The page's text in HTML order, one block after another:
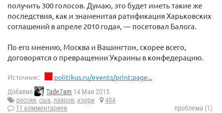
получить 300 голосов. Думаю, это будет иметь такие же
последствия, как и знаменитая ратификация Харьковских
соглашений в апреле 2010 года», — посетовал Балога.
По его мнению, Москва и Вашингтон, скорее всего,
договорятся о превращении Украины в конфедерацию.
Источник: politikus.ru/events/print:page...
Добавил Tade7am 14 Мая 2015
россия, сша, лавров, кэрри
404
11 комментариев
проблема (1)